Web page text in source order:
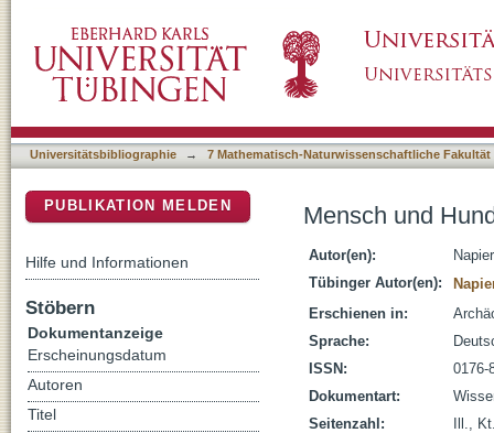
Universitätsbibliographie → 7 Mathematisch-Naturwissenschaftliche Fakultät
Mensch und
Autor(en):
Tübinger Autor(en):
Erschienen in:
Sprache:
ISSN:
0176-
Dokumentart:
Seitenzahl:
Ill.,
PUBLIKATION MELDEN
Hilfe und Informationen
Stöbern
Dokumentanzeige
Erscheinungsdatum
Autoren
Titel